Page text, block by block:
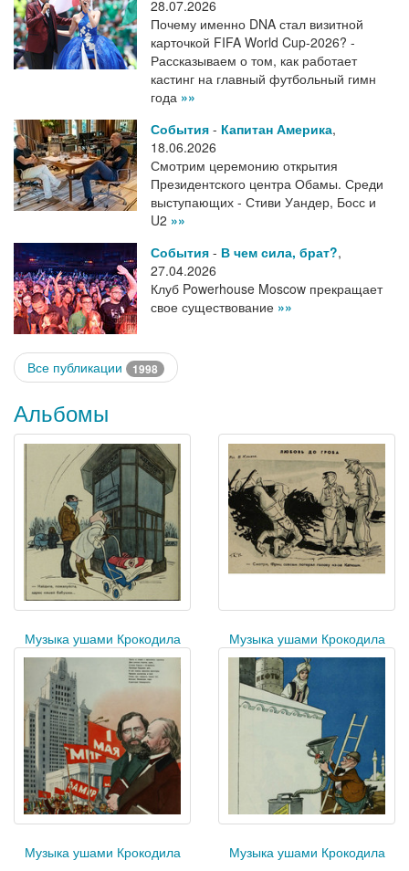
28.07.2026
Почему именно DNA стал визитной
карточкой FIFA World Cup-2026? -
Рассказываем о том, как работает
кастинг на главный футбольный гимн
года »»
События - Капитан Америка,
18.06.2026
Смотрим церемонию открытия
Президентского центра Обамы. Среди
выступающих - Стиви Уандер, Босс и
U2 »»
События - В чем сила, брат?,
27.04.2026
Клуб Powerhouse Moscow прекращает
свое существование »»
Все публикации 1998
Альбомы
Музыка ушами Крокодила Музыка ушами Крокодила
Музыка ушами Крокодила Музыка ушами Крокодила